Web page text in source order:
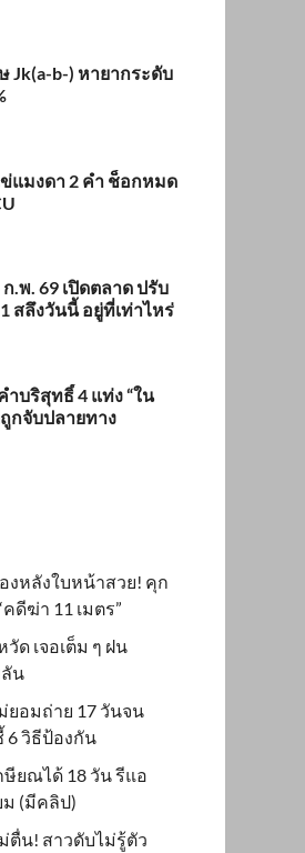
Jk(a-b-) หายากระดับ
แมงดา 2 คำ ช็อกหมด
.พ. 69 เปิดตลาด ปรับ
สลึงวันนี้ อยู่ที่เท่าไหร่
บริสุทธิ์ 4 แท่ง “ใน
กจับปลายทาง
งหลังใบหน้าสวย! คุก
ดีฆ่า 11 เมตร”
ด เจอเต็ม ๆ ฝน
น
ยอมถ่าย 17 วันจน
6 วิธีป้องกัน
ษียณได้ 18 วัน รีแอ
(มีคลิป)
ตื่น! สาวดับไม่รู้ตัว